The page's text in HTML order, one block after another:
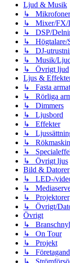
Ljud & Musik
↳
↳ Mixer/FX/
↳ DSP/
↳ Högtalare/
↳ DJ-
↳ Musik/
↳ Övrigt ljud
Ljus &
↳ Fasta
↳ Rörliga
↳ Dimmers
↳ Ljusbord
↳ Effekter
↳
↳
↳
↳ Övrigt ljus
Bild & Datorer
↳ LED-/
↳
↳ Projektorer
↳ Övrigt/
Övrigt
↳
↳ On Tour
↳ Projekt
↳